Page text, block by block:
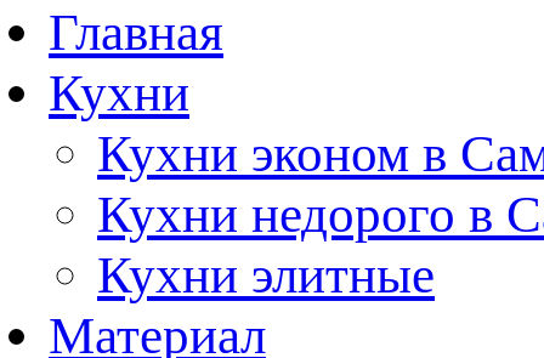
Главная
Кухни
Кухни эконом в
Кухни недорого в
Кухни элитные
Материал